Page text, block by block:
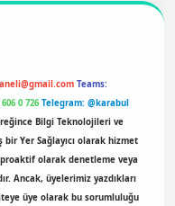
Teams:
0 726 Telegram: @karabul
Bilgi Teknolojileri ve
Yer Sağlayıcı olarak hizmet
olarak denetleme veya
Ancak, üyelerimiz yazdıkları
üye olarak bu sorumluluğu